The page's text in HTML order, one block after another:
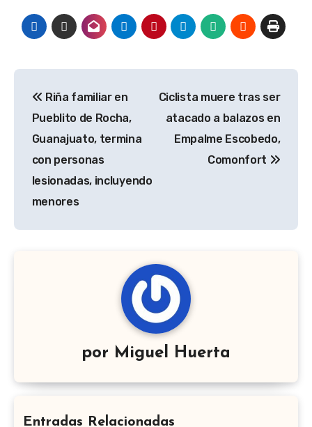
de
entradas
Riña familiar en
Pueblito de Rocha,
Guanajuato, termina
con personas
lesionadas, incluyendo
menores
Ciclista muere tras ser
atacado a balazos en
Empalme Escobedo,
Comonfort
por Miguel Huerta
Entradas Relacionadas